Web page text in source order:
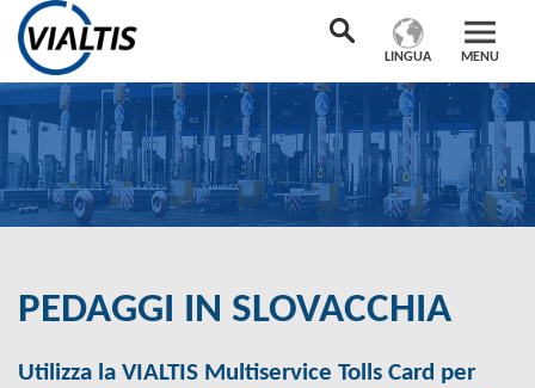
MENU
LINGUA
PEDAGGI IN SLOVACCHIA
Utilizza la VIALTIS Multiservice Tolls Card per